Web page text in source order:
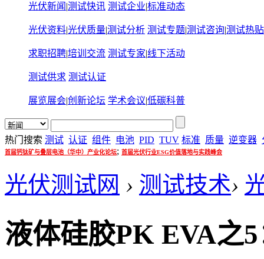
光伏新闻 |测试快讯 测试企业|标准动态
光伏资料|光伏质量|测试分析 测试专题|测试咨询|测试热贴
求职招聘|培训交流 测试专家|线下活动
测试供求 测试认证
展览展会|创新论坛 学术会议|低碳科普
热门搜索 测试 认证 组件 电池 PID TUV 标准 质量 逆变器
首届钙钛矿与叠层电池（华中）产业化论坛; 首届光伏行业ESG价值落地与实践峰会
光伏测试网 › 测试技术›
液体硅胶PK EVA之